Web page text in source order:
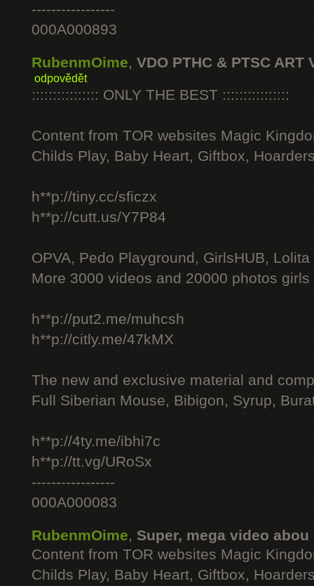
-----------------
000A000893
RubenmOime, VDO PTHC & PTSC ART
odpovědět
:::::::::::::::: ONLY THE BEST ::::::::::::::::
Content from TOR websites Magic
Childs Play, Baby Heart, Giftbox,
h**p://tiny.cc/sficzx
h**p://cutt.us/Y7P84
OPVA, Pedo Playground, GirlsHUB, Lolita
More 3000 videos and 20000 photos
h**p://put2.me/muhcsh
h**p://citly.me/47kMX
The new and exclusive material and
Full Siberian Mouse, Bibigon, Syrup,
h**p://4ty.me/ibhi7c
h**p://tt.vg/URoSx
-----------------
000A000083
RubenmOime, Super, mega video abou
Content from TOR websites Magic
Childs Play, Baby Heart, Giftbox,